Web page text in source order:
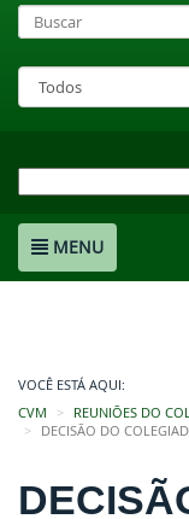
MENU
VOCÊ ESTÁ AQUI:
CVM
REUNIÕES DO
DECISÃO DO